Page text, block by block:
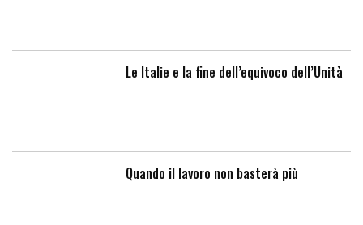
Le Italie e la fine dell’equivoco dell’Unità
Quando il lavoro non basterà più